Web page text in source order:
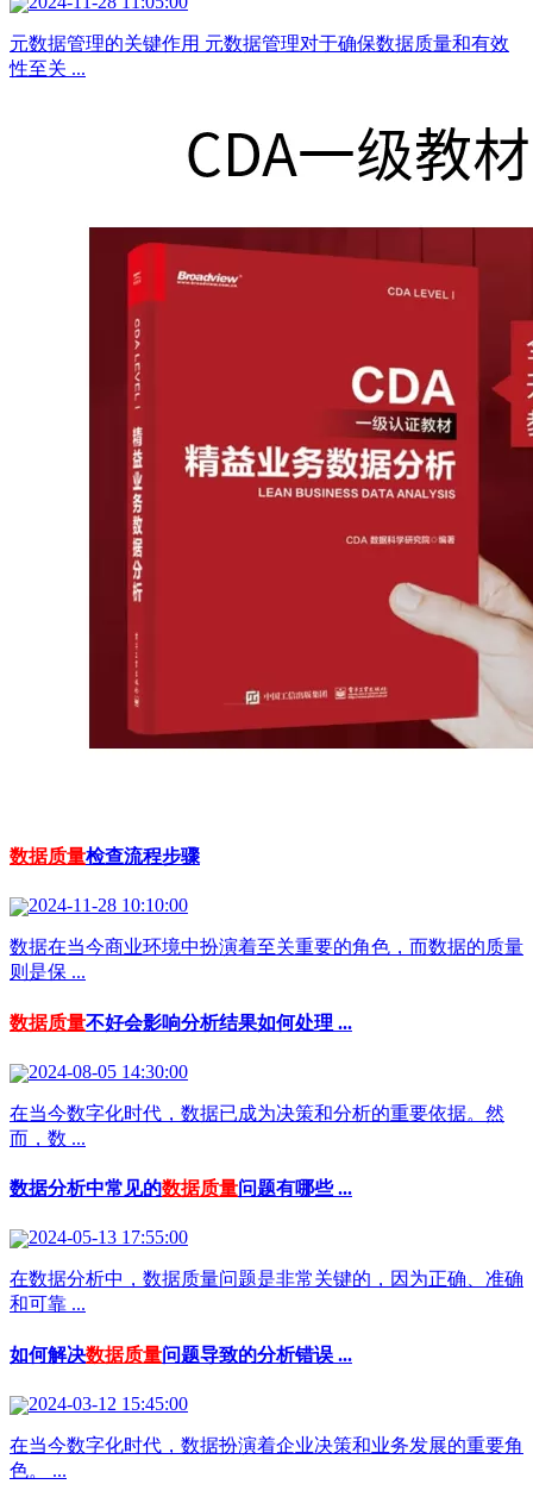
元数据管理的关键作用 元数据管理对于确保数据质量和有效
性至关 ...
数据质量检查流程步骤
2024-11-28 10:10:00
数据在当今商业环境中扮演着至关重要的角色，而数据的质量
则是保 ...
数据质量不好会影响分析结果如何处理 ...
2024-08-05 14:30:00
在当今数字化时代，数据已成为决策和分析的重要依据。然
而，数 ...
数据分析中常见的数据质量问题有哪些 ...
2024-05-13 17:55:00
在数据分析中，数据质量问题是非常关键的，因为正确、准确
和可靠 ...
如何解决数据质量问题导致的分析错误 ...
2024-03-12 15:45:00
在当今数字化时代，数据扮演着企业决策和业务发展的重要角
色。 ...